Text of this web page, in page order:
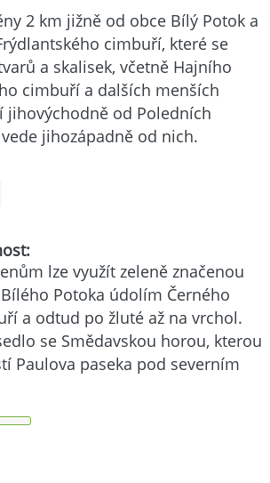
2 km jižně od obce Bílý Potok a
cimbuří, které se
a skalisek, včetně Hajního
cimbuří a dalších menších
jihovýchodně od Poledních
jihozápadně od nich.
lze využít zeleně značenou
Potoka údolím Černého
a odtud po žluté až na vrchol.
se Smědavskou horou, kterou
Paulova paseka pod severním